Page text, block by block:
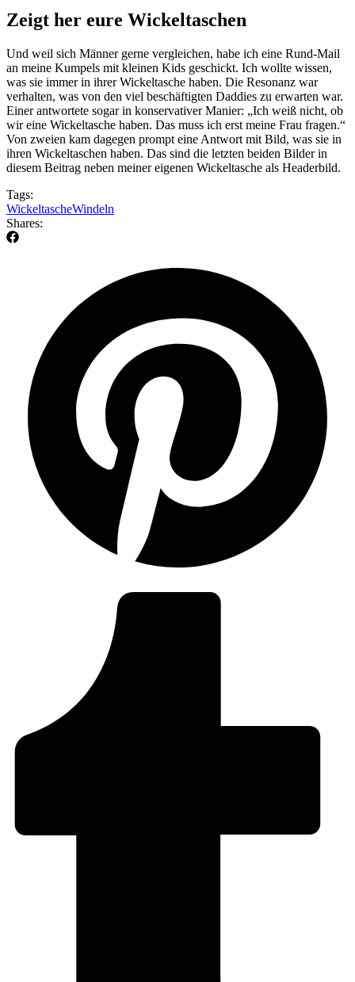
Zeigt her eure Wickeltaschen
Und weil sich Männer gerne vergleichen, habe ich eine Rund-Mail
an meine Kumpels mit kleinen Kids geschickt. Ich wollte wissen,
was sie immer in ihrer Wickeltasche haben. Die Resonanz war
verhalten, was von den viel beschäftigten Daddies zu erwarten war.
Einer antwortete sogar in konservativer Manier: „Ich weiß nicht, ob
wir eine Wickeltasche haben. Das muss ich erst meine Frau fragen.“
Von zweien kam dagegen prompt eine Antwort mit Bild, was sie in
ihren Wickeltaschen haben. Das sind die letzten beiden Bilder in
diesem Beitrag neben meiner eigenen Wickeltasche als Headerbild.
Tags:
WickeltascheWindeln
Shares: